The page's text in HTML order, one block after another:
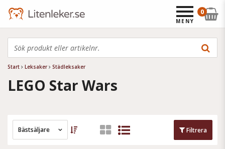
Start Leksaker Städleksaker
LEGO Star Wars
Bästsäljare Filtrera
0
MENY